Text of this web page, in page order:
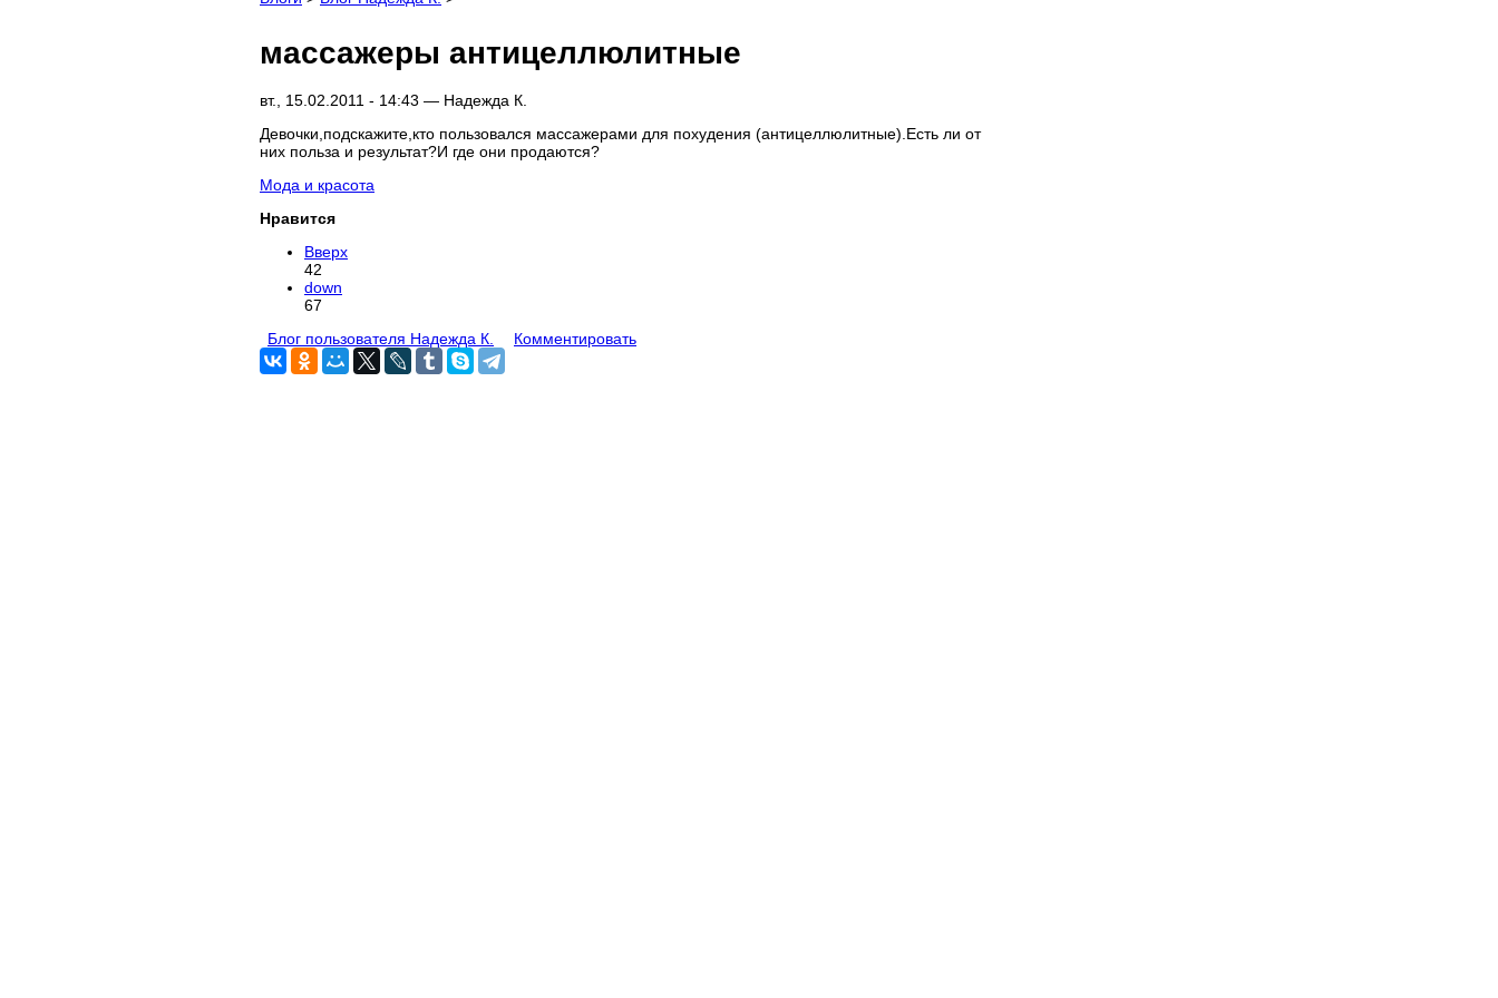
массажеры антицеллюлитные
вт., 15.02.2011 - 14:43 — Надежда К.
Девочки,подскажите,кто пользовался массажерами для похудения (антицеллюлитные).Есть ли от
них польза и результат?И где они продаются?
Мода и красота
Нравится
Вверх
42
down
67
Блог пользователя Надежда К.
Комментировать